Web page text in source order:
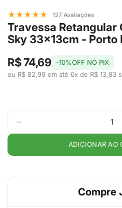
★★★★★ 127 Avaliações
Travessa Retangular
Sky 33x13cm - Porto
R$ 74,69
-10%OFF NO PIX
ou R$ 82,99 em até 6x de R$ 13,83
ADICIONAR AO
Compre